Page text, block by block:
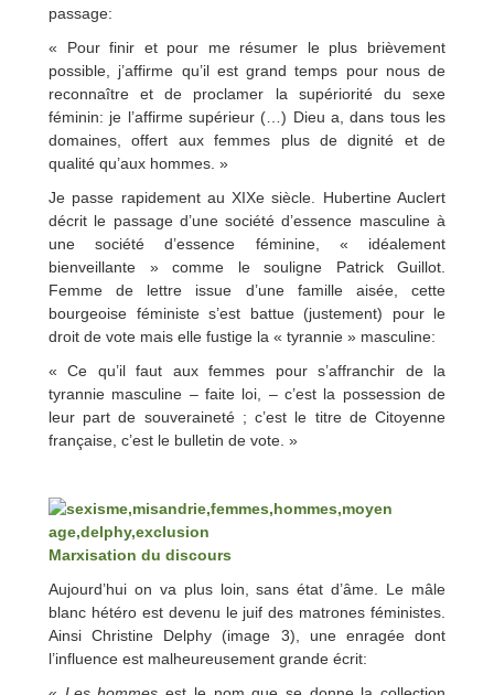
passage:
« Pour finir et pour me résumer le plus brièvement
possible, j’affirme qu’il est grand temps pour nous de
reconnaître et de proclamer la supériorité du sexe
féminin: je l’affirme supérieur (…) Dieu a, dans tous les
domaines, offert aux femmes plus de dignité et de
qualité qu’aux hommes. »
Je passe rapidement au XIXe siècle. Hubertine Auclert
décrit le passage d’une société d’essence masculine à
une société d’essence féminine, « idéalement
bienveillante » comme le souligne Patrick Guillot.
Femme de lettre issue d’une famille aisée, cette
bourgeoise féministe s’est battue (justement) pour le
droit de vote mais elle fustige la « tyrannie » masculine:
« Ce qu’il faut aux femmes pour s’affranchir de la
tyrannie masculine – faite loi, – c’est la possession de
leur part de souveraineté ; c’est le titre de Citoyenne
française, c’est le bulletin de vote. »
Marxisation du discours
Aujourd’hui on va plus loin, sans état d’âme. Le mâle
blanc hétéro est devenu le juif des matrones féministes.
Ainsi Christine Delphy (image 3), une enragée dont
l’influence est malheureusement grande écrit: